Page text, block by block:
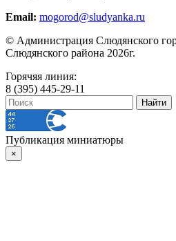
Email: mogorod@sludyanka.ru
© Администрация Слюдянского
Слюдянского района 2026г.
Горячяя линия:
8 (395) 445-29-11
Публикация миниатюры
×